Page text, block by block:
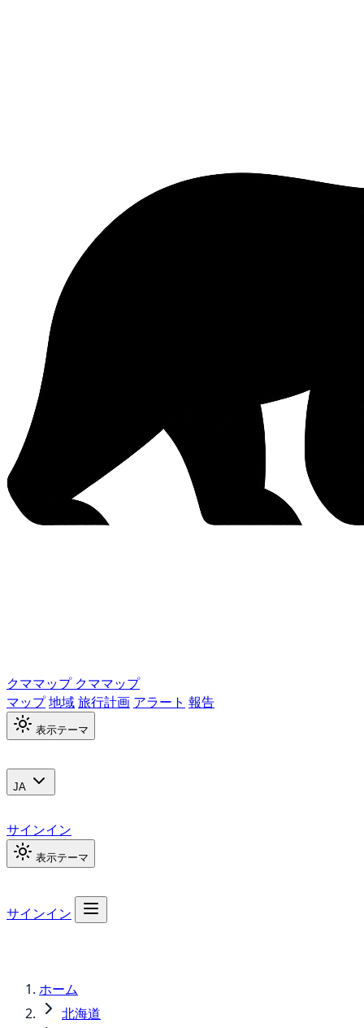
クママップ クママップ
マップ地域旅行計画 アラート 報告
表示テーマ
JA
サインイン
表示テーマ
サインイン
ホーム
北海道